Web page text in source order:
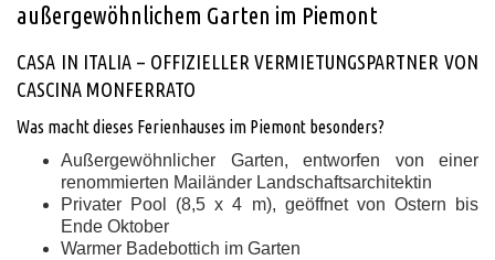
außergewöhnlichem Garten im Piemont
CASA IN ITALIA – OFFIZIELLER VERMIETUNGSPARTNER VON
CASCINA MONFERRATO
Was macht dieses Ferienhauses im Piemont besonders?
Außergewöhnlicher Garten, entworfen von einer
renommierten Mailänder Landschaftsarchitektin
Privater Pool (8,5 x 4 m), geöffnet von Ostern bis
Ende Oktober
Warmer Badebottich im Garten